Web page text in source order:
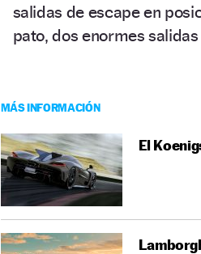
salidas de escape en
pato, dos enormes
MÁS INFORMACIÓN
El